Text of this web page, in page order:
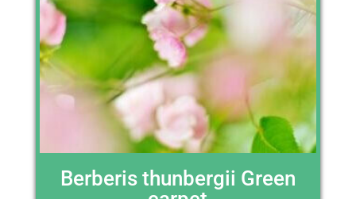
Berberis thunbergii Green